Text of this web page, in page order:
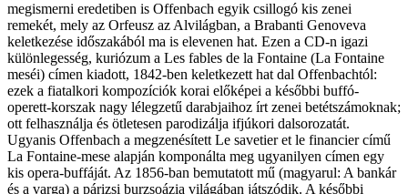
megismerni eredetiben is Offenbach egyik csillogó kis zenei
remekét, mely az Orfeusz az Alvilágban, a Brabanti Genoveva
keletkezése időszakából ma is elevenen hat. Ezen a CD-n igazi
különlegesség, kuriózum a Les fables de la Fontaine (La Fontaine
meséi) címen kiadott, 1842-ben keletkezett hat dal Offenbachtól:
ezek a fiatalkori kompozíciók korai előképei a későbbi buffó-
operett-korszak nagy lélegzetű darabjaihoz írt zenei betétszámoknak;
ott felhasználja és ötletesen parodizálja ifjúkori dalsorozatát.
Ugyanis Offenbach a megzenésített Le savetier et le financier című
La Fontaine-mese alapján komponálta meg ugyanilyen címen egy
kis opera-buffáját. Az 1856-ban bemutatott mű (magyarul: A bankár
és a varga) a párizsi burzsoázia világában játszódik. A későbbi